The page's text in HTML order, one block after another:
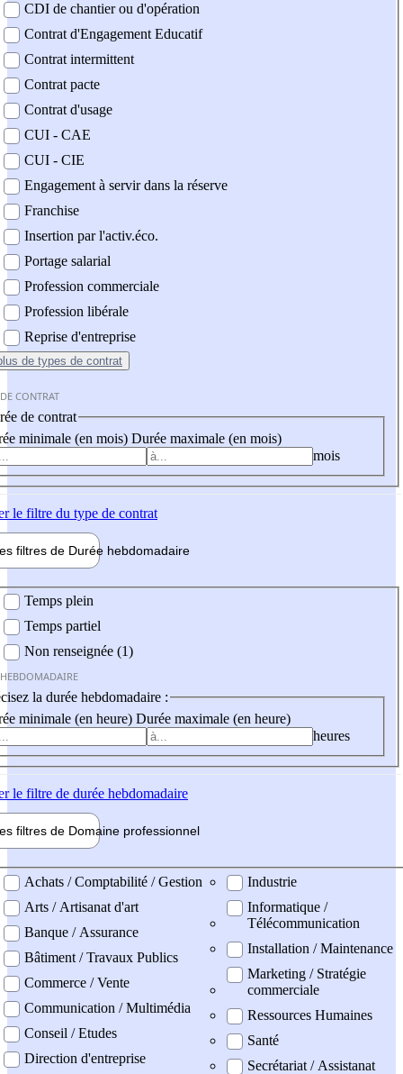
CDI de chantier ou d'opération
Contrat d'Engagement Educatif
Contrat intermittent
Contrat pacte
Contrat d'usage
CUI - CAE
CUI - CIE
Engagement à servir dans la réserve
Franchise
Insertion par l'activ.éco.
Portage salarial
Profession commerciale
Profession libérale
Reprise d'entreprise
de types de contrat
CONTRAT
de contrat
minimale (en mois) Durée maximale (en mois)
mois
le filtre du type de contrat
filtres de Durée hebdomadaire
Temps plein
Temps partiel
Non renseignée (1)
la durée hebdomadaire :
minimale (en heure) Durée maximale (en heure)
heures
le filtre de durée hebdomadaire
filtres de Domaine professionnel
professionel
Achats / Comptabilité / Gestion
Arts / Artisanat d'art
Banque / Assurance
Bâtiment / Travaux Publics
Commerce / Vente
Communication / Multimédia
Conseil / Etudes
Direction d'entreprise
Industrie
Informatique /
Télécommunication
Installation / Maintenance
Marketing / Stratégie
commerciale
Ressources Humaines
Santé
Secrétariat / Assistanat